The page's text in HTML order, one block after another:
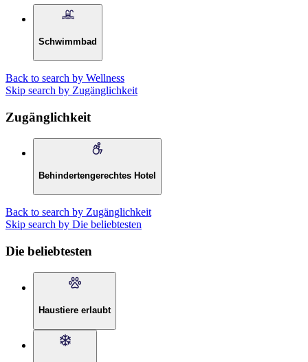
Schwimmbad
Back to search by Wellness
Skip search by Zugänglichkeit
Zugänglichkeit
Behindertengerechtes Hotel
Back to search by Zugänglichkeit
Skip search by Die beliebtesten
Die beliebtesten
Haustiere erlaubt